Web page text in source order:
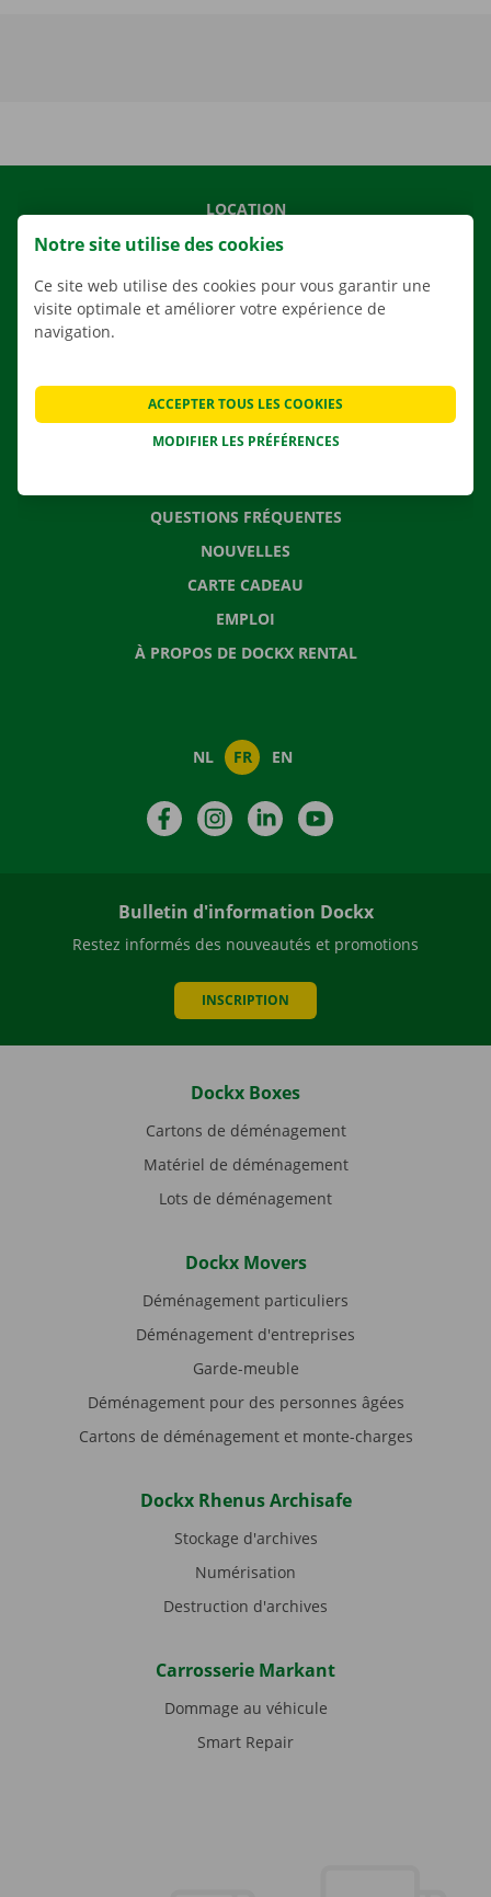
LOCATION
NOS VÉHICULES
NOS SERVICES
AGENCES
QUESTIONS FRÉQUENTES
NOUVELLES
CARTE CADEAU
EMPLOI
À PROPOS DE DOCKX RENTAL
NL FR EN
FacebookInstagramLinkedIn
Bulletin d'information Dockx
Restez informés des nouveautés et promotions
INSCRIPTION
Dockx Boxes
Cartons de déménagement
Matériel de déménagement
Lots de déménagement
Dockx Movers
Déménagement particuliers
Déménagement d'entreprises
Garde-meuble
Déménagement pour des personnes âgées
Cartons de déménagement et monte-charges
Dockx Rhenus Archisafe
Stockage d'archives
Numérisation
Destruction d'archives
Carrosserie Markant
Dommage au véhicule
Smart Repair
Notre site utilise des cookies
Ce site web utilise des cookies pour vous garantir une
visite optimale et améliorer votre expérience de
navigation.
MODIFIER LES PRÉFÉRENCES
ACCEPTER TOUS LES COOKIES